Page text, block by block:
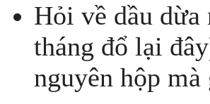
Hỏi về dầu
tháng đổ lại
nguyên hộp